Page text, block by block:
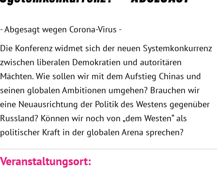
Bundestag 2017-2021
Obfrau im Ausschuss für Menschenrechte und
humanitäre Hilfe
Mein Abstimmungsverhalten
Ämter, Funktionen und Einkünfte
Besuch in Berlin
- Abgesagt wegen Corona-Virus -
Die Konferenz widmet sich der neuen Systemkonkurrenz
zwischen liberalen Demokratien und autoritären
Mächten. Wie sollen wir mit dem Aufstieg Chinas und
seinen globalen Ambitionen umgehen? Brauchen wir
eine Neuausrichtung der Politik des Westens gegenüber
Russland? Können wir noch von „dem Westen“ als
politischer Kraft in der globalen Arena sprechen?
Veranstaltungsort: